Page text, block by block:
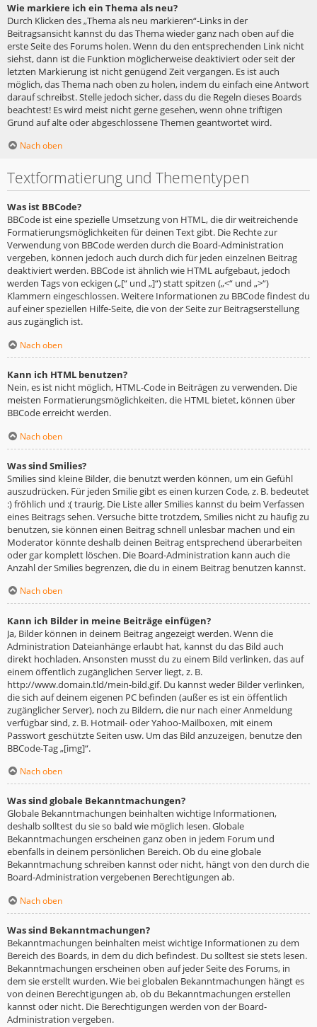
Wie markiere ich ein Thema als neu?
Durch Klicken des „Thema als neu markieren“-Links in der
Beitragsansicht kannst du das Thema wieder ganz nach oben auf die
erste Seite des Forums holen. Wenn du den entsprechenden Link nicht
siehst, dann ist die Funktion möglicherweise deaktiviert oder seit der
letzten Markierung ist nicht genügend Zeit vergangen. Es ist auch
möglich, das Thema nach oben zu holen, indem du einfach eine Antwort
darauf schreibst. Stelle jedoch sicher, dass du die Regeln dieses Boards
beachtest! Es wird meist nicht gerne gesehen, wenn ohne triftigen
Grund auf alte oder abgeschlossene Themen geantwortet wird.
Nach oben
Textformatierung und Thementypen
Was ist BBCode?
BBCode ist eine spezielle Umsetzung von HTML, die dir weitreichende
Formatierungsmöglichkeiten für deinen Text gibt. Die Rechte zur
Verwendung von BBCode werden durch die Board-Administration
vergeben, können jedoch auch durch dich für jeden einzelnen Beitrag
deaktiviert werden. BBCode ist ähnlich wie HTML aufgebaut, jedoch
werden Tags von eckigen („[“ und „]“) statt spitzen („<“ und „>“)
Klammern eingeschlossen. Weitere Informationen zu BBCode findest du
auf einer speziellen Hilfe-Seite, die von der Seite zur Beitragserstellung
aus zugänglich ist.
Nach oben
Kann ich HTML benutzen?
Nein, es ist nicht möglich, HTML-Code in Beiträgen zu verwenden. Die
meisten Formatierungsmöglichkeiten, die HTML bietet, können über
BBCode erreicht werden.
Nach oben
Was sind Smilies?
Smilies sind kleine Bilder, die benutzt werden können, um ein Gefühl
auszudrücken. Für jeden Smilie gibt es einen kurzen Code, z. B. bedeutet
:) fröhlich und :( traurig. Die Liste aller Smilies kannst du beim Verfassen
eines Beitrags sehen. Versuche bitte trotzdem, Smilies nicht zu häufig zu
benutzen, sie können einen Beitrag schnell unlesbar machen und ein
Moderator könnte deshalb deinen Beitrag entsprechend überarbeiten
oder gar komplett löschen. Die Board-Administration kann auch die
Anzahl der Smilies begrenzen, die du in einem Beitrag benutzen kannst.
Nach oben
Kann ich Bilder in meine Beiträge einfügen?
Ja, Bilder können in deinem Beitrag angezeigt werden. Wenn die
Administration Dateianhänge erlaubt hat, kannst du das Bild auch
direkt hochladen. Ansonsten musst du zu einem Bild verlinken, das auf
einem öffentlich zugänglichen Server liegt, z. B.
http://www.domain.tld/mein-bild.gif. Du kannst weder Bilder verlinken,
die sich auf deinem eigenen PC befinden (außer es ist ein öffentlich
zugänglicher Server), noch zu Bildern, die nur nach einer Anmeldung
verfügbar sind, z. B. Hotmail- oder Yahoo-Mailboxen, mit einem
Passwort geschützte Seiten usw. Um das Bild anzuzeigen, benutze den
BBCode-Tag „[img]“.
Nach oben
Was sind globale Bekanntmachungen?
Globale Bekanntmachungen beinhalten wichtige Informationen,
deshalb solltest du sie so bald wie möglich lesen. Globale
Bekanntmachungen erscheinen ganz oben in jedem Forum und
ebenfalls in deinem persönlichen Bereich. Ob du eine globale
Bekanntmachung schreiben kannst oder nicht, hängt von den durch die
Board-Administration vergebenen Berechtigungen ab.
Nach oben
Was sind Bekanntmachungen?
Bekanntmachungen beinhalten meist wichtige Informationen zu dem
Bereich des Boards, in dem du dich befindest. Du solltest sie stets lesen.
Bekanntmachungen erscheinen oben auf jeder Seite des Forums, in
dem sie erstellt wurden. Wie bei globalen Bekanntmachungen hängt es
von deinen Berechtigungen ab, ob du Bekanntmachungen erstellen
kannst oder nicht. Die Berechtigungen werden von der Board-
Administration vergeben.